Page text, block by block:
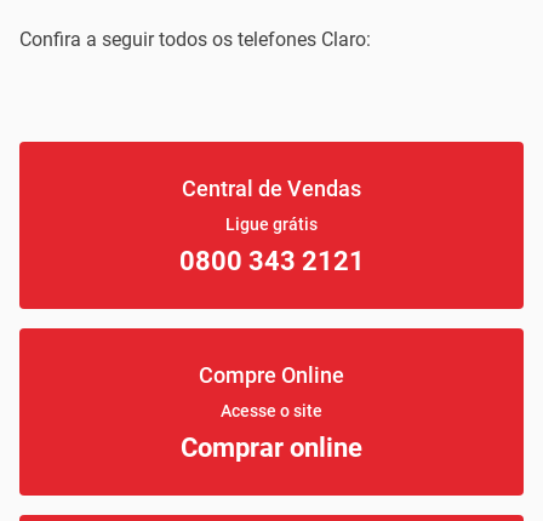
Confira a seguir todos os telefones Claro:
Central de Vendas
Ligue grátis
0800 343 2121
Compre Online
Acesse o site
Comprar online